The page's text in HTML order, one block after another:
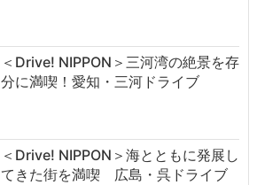
＜Drive! NIPPON＞三河湾の絶景を存
分に満喫！愛知・三河ドライブ
＜Drive! NIPPON＞海とともに発展し
てきた街を満喫 広島・呉ドライブ